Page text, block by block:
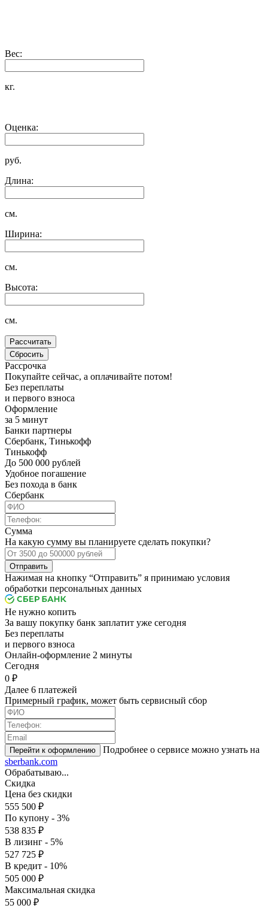
Вес:
кг.
Оценка:
руб.
Длина:
см.
Ширина:
см.
Высота:
см.
Рассрочка
Покупайте сейчас, а оплачивайте потом!
Без переплаты
и первого взноса
Оформление
за 5 минут
Банки партнеры
Сбербанк, Тинькофф
Тинькофф
До 500 000 рублей
Удобное погашение
Без похода в банк
Сбербанк
Сумма
На какую сумму вы планируете сделать покупки?
Отправить
Нажимая на кнопку “Отправить” я принимаю условия
обработки персональных данных
Не нужно копить
За вашу покупку банк заплатит уже сегодня
Без переплаты
и первого взноса
Онлайн-оформление 2 минуты
Cегодня
0 ₽
Далее 6 платежей
Примерный график, может быть сервисный сбор
Подробнее о сервисе можно узнать на
sberbank.com
Обрабатываю...
Скидка
Цена без скидки
555 500 ₽
По купону - 3%
538 835 ₽
В лизинг - 5%
527 725 ₽
В кредит - 10%
505 000 ₽
Максимальная скидка
55 000 ₽